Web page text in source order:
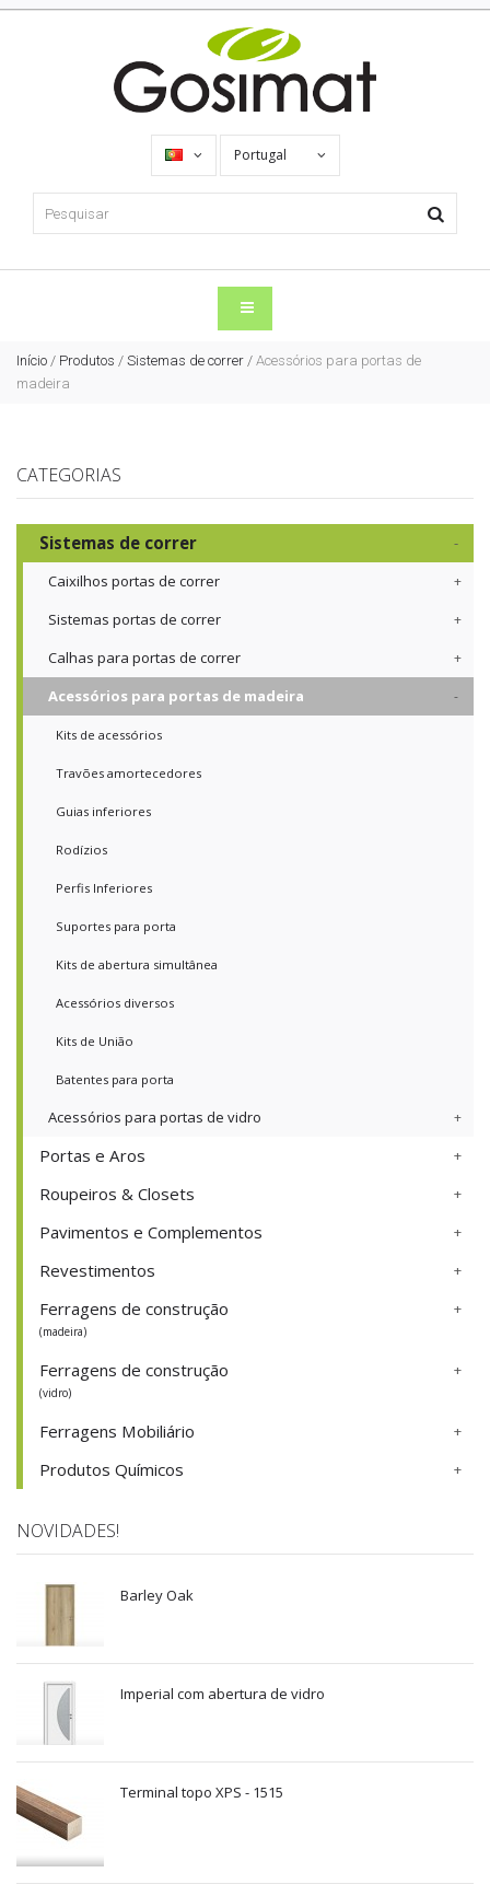
Portugal
Início / Produtos / Sistemas de correr / Acessórios para portas de
madeira
CATEGORIAS
Sistemas de correr
Caixilhos portas de correr
Sistemas portas de correr
Calhas para portas de correr
Acessórios para portas de madeira
Kits de acessórios
Travões amortecedores
Guias inferiores
Rodízios
Perfis Inferiores
Suportes para porta
Kits de abertura simultânea
Acessórios diversos
Kits de União
Batentes para porta
Acessórios para portas de vidro
Portas e Aros
Roupeiros & Closets
Pavimentos e Complementos
Revestimentos
Ferragens de construção
(madeira)
Ferragens de construção
(vidro)
Ferragens Mobiliário
Produtos Químicos
NOVIDADES!
Barley Oak
Imperial com abertura de vidro
Terminal topo XPS - 1515